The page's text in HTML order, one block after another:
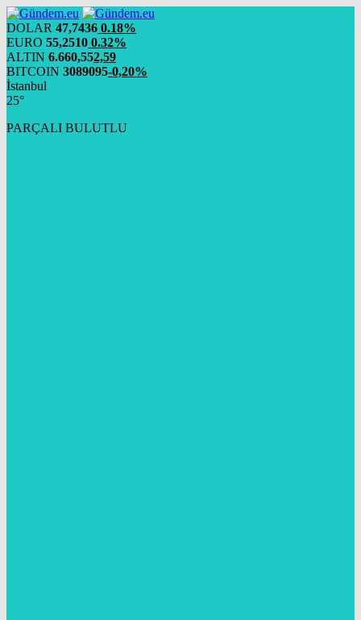
DOLAR 47,7436 0.18%
EURO 55,2510 0.32%
ALTIN 6.660,552,59
BITCOIN 3089095-0,20%
İstanbul
25°
PARÇALI BULUTLU